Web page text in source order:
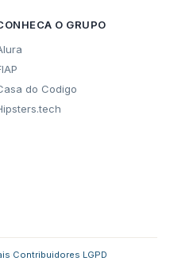
O GRUPO
do Codigo
Contribuidores LGPD